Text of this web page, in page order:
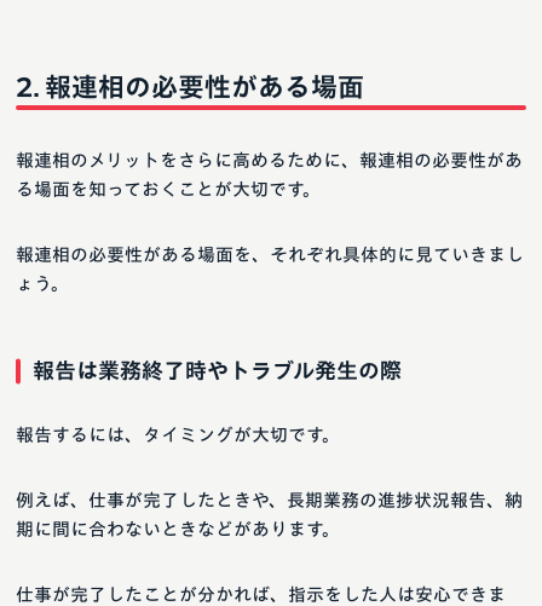
報連相の必要性がある場面
報連相のメリットをさらに高めるために、報連相の必要性があ
る場面を知っておくことが大切です。
報連相の必要性がある場面を、それぞれ具体的に見ていきまし
ょう。
報告は業務終了時やトラブル発生の際
報告するには、タイミングが大切です。
例えば、仕事が完了したときや、長期業務の進捗状況報告、納
期に間に合わないときなどがあります。
仕事が完了したことが分かれば、指示をした人は安心できま